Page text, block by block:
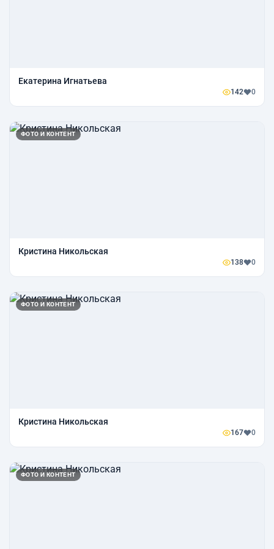
Екатерина Игнатьева
142 0
ФОТО И КОНТЕНТ
Кристина Никольская
138 0
ФОТО И КОНТЕНТ
Кристина Никольская
167 0
ФОТО И КОНТЕНТ